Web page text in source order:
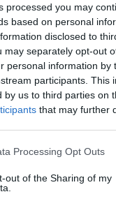
processed you may
based on personal
disclosed to
may separately opt-out
personal information by
participants. This
by us to third parties on
that may further
website/app uses
visit or usage behaviour.
to Google and its
Processing Opt Outs
out of the Sharing of my